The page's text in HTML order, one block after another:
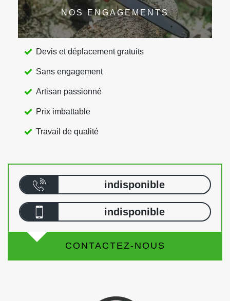
NOS ENGAGEMENTS
Devis et déplacement gratuits
Sans engagement
Artisan passionné
Prix imbattable
Travail de qualité
indisponible
indisponible
CONTACTEZ-NOUS